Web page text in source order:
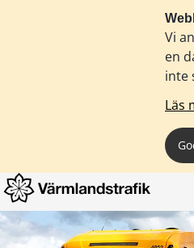
Vi
en
inte
Läs